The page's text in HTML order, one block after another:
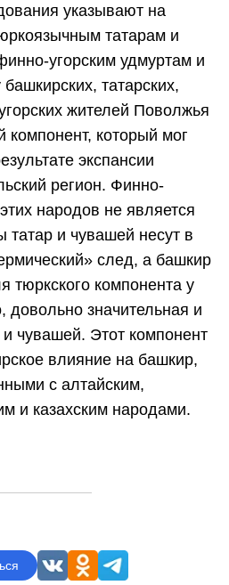
указывают на
татарам и
угорским удмуртам и
татарских,
жителей Поволжья
компонент, который мог
экспансии
регион. Финно-
народов не является
и чувашей несут в
след, а башкир
тюркского компонента у
довольно значительная и
чувашей. Этот компонент
влияние на башкир,
с алтайским,
и казахским народами.
ДНК-тест вам
эффективность